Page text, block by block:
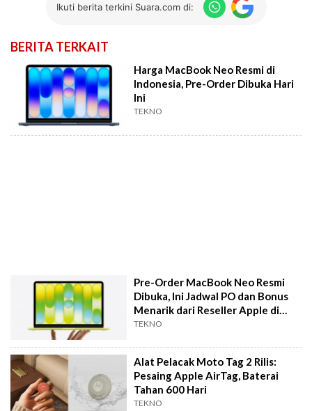
Ikuti berita terkini Suara.com di:
BERITA TERKAIT
Harga MacBook Neo Resmi di
Indonesia, Pre-Order Dibuka Hari
Ini
TEKNO
Pre-Order MacBook Neo Resmi
Dibuka, Ini Jadwal PO dan Bonus
Menarik dari Reseller Apple di
Indonesia
TEKNO
Alat Pelacak Moto Tag 2 Rilis:
Pesaing Apple AirTag, Baterai
Tahan 600 Hari
TEKNO